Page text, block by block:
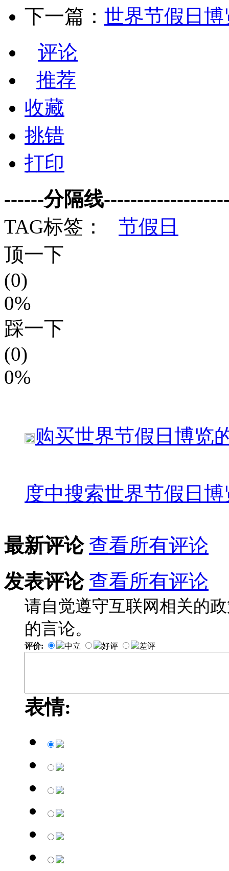
下一篇： 世界节假日
评论
推荐
收藏
挑错
打印
------分隔线
TAG标签：
节假日
顶一下
(0)
0%
踩一下
(0)
0%
购买世界节假日博览
度中搜索世界节假日博
最新评论 查看所有评论
发表评论 查看所有评论
请自觉遵守互联网相关的
的言论。
评价: 中立 好评 差评
表情: